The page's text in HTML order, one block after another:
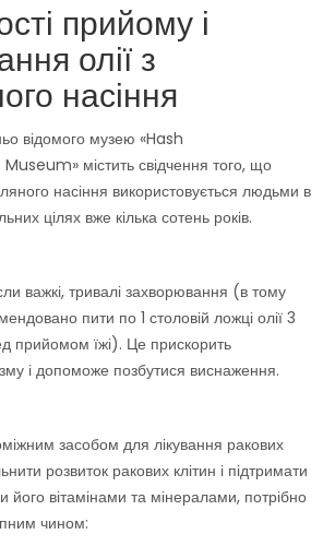
прийому і
олії з
насіння
відомого музею «Hash
містить свідчення того, що
насіння використовується людьми в
цілях вже кілька сотень років.
важкі, тривалі захворювання (в тому
пити по 1 столовій ложці олії 3
прийомом їжі). Це прискорить
і допоможе позбутися виснаження.
засобом для лікування ракових
розвиток ракових клітин і підтримати
його вітамінами та мінералами, потрібно
чином: